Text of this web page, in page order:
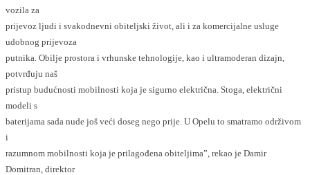
vozila za
prijevoz ljudi i svakodnevni obiteljski život, ali i za komercijalne usluge
udobnog prijevoza
putnika. Obilje prostora i vrhunske tehnologije, kao i ultramoderan dizajn,
potvrđuju naš
pristup budućnosti mobilnosti koja je sigurno električna. Stoga, električni
modeli s
baterijama sada nude još veći doseg nego prije. U Opelu to smatramo održivom
i
razumnom mobilnosti koja je prilagođena obiteljima”, rekao je Damir
Domitran, direktor